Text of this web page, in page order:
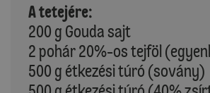
A tetejére:
200 g Gouda sajt
2 pohár 20%-os tejföl
500 g étkezési túró (sovány)